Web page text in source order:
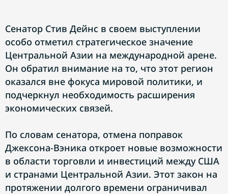
Сенатор Стив Дейнс в своем выступлении
особо отметил стратегическое значение
Центральной Азии на международной арене.
Он обратил внимание на то, что этот регион
оказался вне фокуса мировой политики, и
подчеркнул необходимость расширения
экономических связей.
По словам сенатора, отмена поправок
Джексона-Вэника откроет новые возможности
в области торговли и инвестиций между США
и странами Центральной Азии. Этот закон на
протяжении долгого времени ограничивал